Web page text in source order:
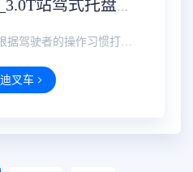
比亚迪叉车P30S_3.0T站驾式托盘搬运车参数配置价格方案实时报价
结构简练中驾式结构，根据驾驶者的操作习惯打造，前后保护，驾驶者可灵活操作向前、向后运行动作，高效作业···
叉车